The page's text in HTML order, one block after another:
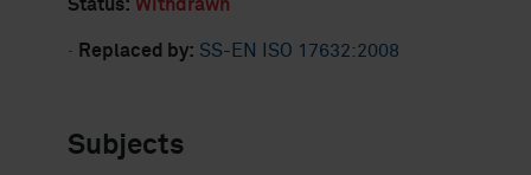
Status: Withdrawn
· Replaced by: SS-EN ISO 17632:2008
Subjects